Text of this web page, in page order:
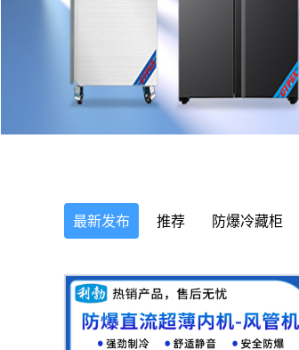
最新发布 推荐 防爆冷藏柜